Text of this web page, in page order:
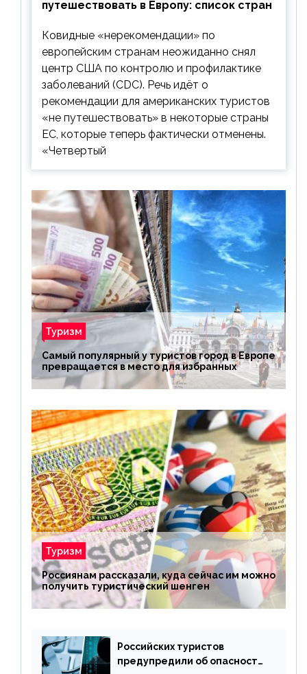
путешествовать в Европу: список стран
Ковидные «нерекомендации» по
европейским странам неожиданно снял
центр США по контролю и профилактике
заболеваний (CDC). Речь идёт о
рекомендации для американских туристов
«не путешествовать» в некоторые страны
ЕС, которые теперь фактически отменены.
«Четвертый
Туризм
Самый популярный у туристов город в Европе
превращается в место для избранных
Туризм
Россиянам рассказали, куда сейчас им можно
получить туристический шенген
Российских туристов
предупредили об опасности